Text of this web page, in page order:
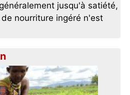
jusqu'à satiété,
nourriture ingéré n'est